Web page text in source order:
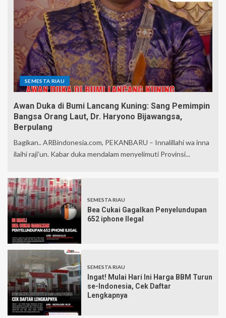
SEMESTA RIAU
Awan Duka di Bumi Lancang Kuning: Sang Pemimpin
Bangsa Orang Laut, Dr. Haryono Bijawangsa,
Berpulang
Bagikan.. ARBindonesia.com, PEKANBARU – Innalillahi wa inna
ilaihi raji’un. Kabar duka mendalam menyelimuti Provinsi...
SEMESTA RIAU
Bea Cukai Gagalkan Penyelundupan
652 iphone Ilegal
SEMESTA RIAU
Ingat! Mulai Hari Ini Harga BBM Turun
se-Indonesia, Cek Daftar
Lengkapnya